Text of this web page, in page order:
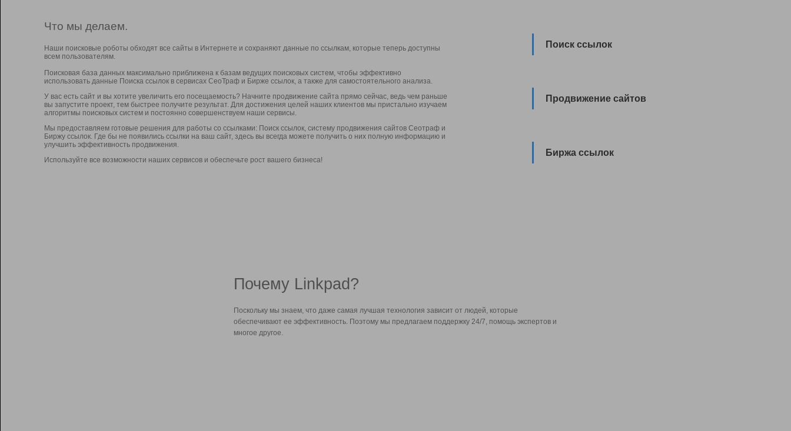
Что мы делаем.
Наши поисковые роботы обходят все сайты в Интернете и сохраняют данные по ссылкам, которые теперь доступны
всем пользователям.
Поисковая база данных максимально приближена к базам ведущих поисковых систем, чтобы эффективно
использовать данные Поиска ссылок в сервисах СеоТраф и Бирже ссылок, а также для самостоятельного анализа.
У вас есть сайт и вы хотите увеличить его посещаемость? Начните продвижение сайта прямо сейчас, ведь чем раньше
вы запустите проект, тем быстрее получите результат. Для достижения целей наших клиентов мы пристально изучаем
алгоритмы поисковых систем и постоянно совершенствуем наши сервисы.
Мы предоставляем готовые решения для работы со ссылками: Поиск ссылок, систему продвижения сайтов Сеотраф и
Биржу ссылок. Где бы не появились ссылки на ваш сайт, здесь вы всегда можете получить о них полную информацию и
улучшить эффективность продвижения.
Используйте все возможности наших сервисов и обеспечьте рост вашего бизнеса!
Поиск ссылок
Продвижение сайтов
Биржа ссылок
Почему Linkpad?
Поскольку мы знаем, что даже самая лучшая технология зависит от людей, которые
обеспечивают ее эффективность. Поэтому мы предлагаем поддержку 24/7, помощь экспертов и
многое другое.